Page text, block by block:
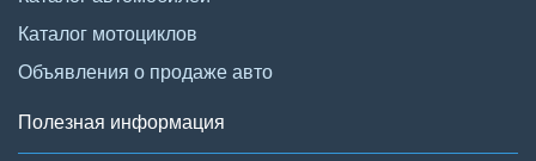
Каталог мотоциклов
Объявления о продаже авто
Полезная информация